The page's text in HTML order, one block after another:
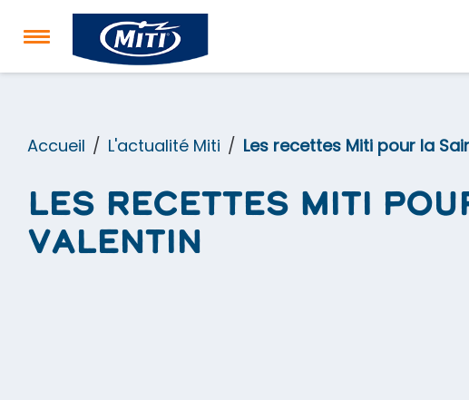
Accueil L'actualité Miti Les recettes Miti pour la
Les recettes Miti
Valentin